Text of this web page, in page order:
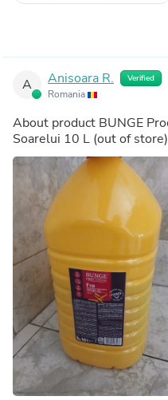
A Anisoara R. Verified
Romania
About product BUNGE
Soarelui 10 L (out of store)